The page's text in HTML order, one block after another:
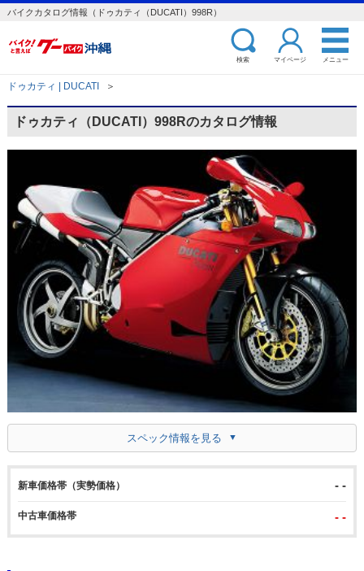
バイクカタログ情報（ドゥカティ（DUCATI）998R）
検索 マイページ メニュー
ドゥカティ | DUCATI ＞
ドゥカティ（DUCATI）998Rのカタログ情報
スペック情報を見る
新車価格帯（実勢価格） - -
中古車価格帯 - -